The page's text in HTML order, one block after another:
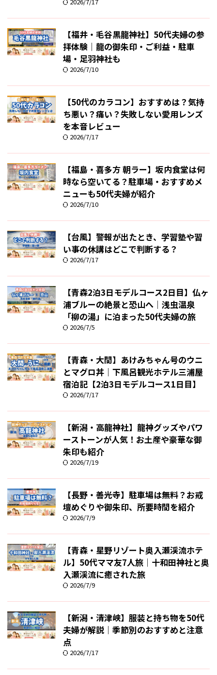
【福井・毛谷黒龍神社】50代夫婦の参
拝体験｜龍の御朱印・ご利益・駐車
場・足羽神社も
2026/7/10
【50代のカラコン】おすすめは？気持
ち悪い？痛い？失敗しない愛用レンズ
を本音レビュー
2026/7/17
【福島・喜多方 朝ラー】坂内食堂は何
時なら空いてる？駐車場・おすすめメ
ニューも50代夫婦が紹介
2026/7/10
【台風】警報が出たとき、学習塾や習
い事の休講はどこで判断する？
2026/7/17
【青森2泊3日モデルコース2日目】仏ヶ
浦ブルーの絶景と恐山へ｜浅虫温泉
「柳の湯」に泊まった50代夫婦の旅
2026/7/5
【青森・大間】あけみちゃん号のウニ
とマグロ丼｜下風呂観光ホテル三浦屋
宿泊記【2泊3日モデルコース1日目】
2026/7/17
【新潟・高龍神社】龍神グッズやパワ
ーストーンが人気！お土産や豪華な御
朱印も紹介
2026/7/19
【長野・善光寺】駐車場は無料？お戒
壇めぐりや御朱印、所要時間を紹介
2026/7/9
【青森・星野リゾート奥入瀬渓流ホテ
ル】50代ママ友7人旅｜十和田神社と奥
入瀬渓流に癒された旅
2026/7/9
【新潟・清津峡】服装と持ち物を50代
夫婦が解説｜季節別のおすすめと注意
点
2026/7/17